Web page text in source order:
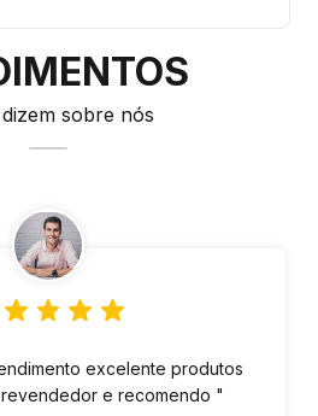
sobre nós
excelente produtos
e recomendo "